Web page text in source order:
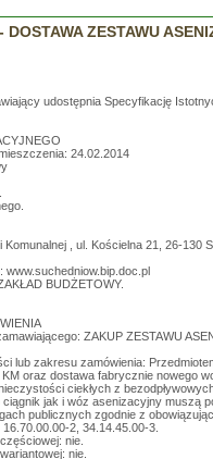
ZESTAWU
udostępnia Specyfikację
24.02.2014
Komunalnej , ul. Kościelna 21, 26-
BUDŻETOWY.
ZAKUP ZESTAWU
lub zakresu zamówienia:
oraz dostawa fabrycznie nowego
ciekłych z
jak i wóz asenizacyjny muszą
publicznych zgodnie z
16.70.00.00-2, 34.14.45.00-3.
nie.
nie.